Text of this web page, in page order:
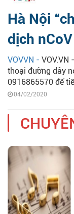
Hà Nội
dịch nCoV
VOVVN - VOV.VN
thoại đường dây
0916865570 để
04/02/2020